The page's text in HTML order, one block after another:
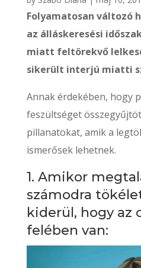
Folyamatosan változó
az álláskeresési
miatt feltörekvő
sikerült interjú miatti
Annak érdekében, hogy
feszültséget
pillanatokat, amik a
ismerősek lehetnek.
1. Amikor
számodra
kiderül, hogy az
felében van: